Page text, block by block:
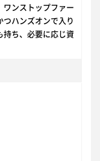
ンストップファー
ハンズオンで入り
持ち、必要に応じ資